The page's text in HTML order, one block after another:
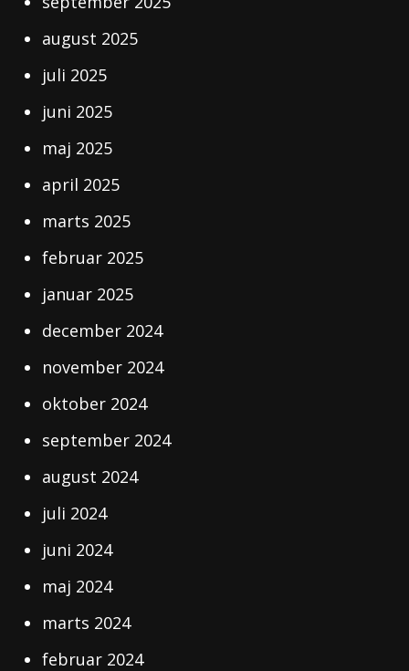
august 2025
juli 2025
juni 2025
maj 2025
april 2025
marts 2025
februar 2025
januar 2025
december 2024
november 2024
oktober 2024
september 2024
august 2024
juli 2024
juni 2024
maj 2024
marts 2024
februar 2024